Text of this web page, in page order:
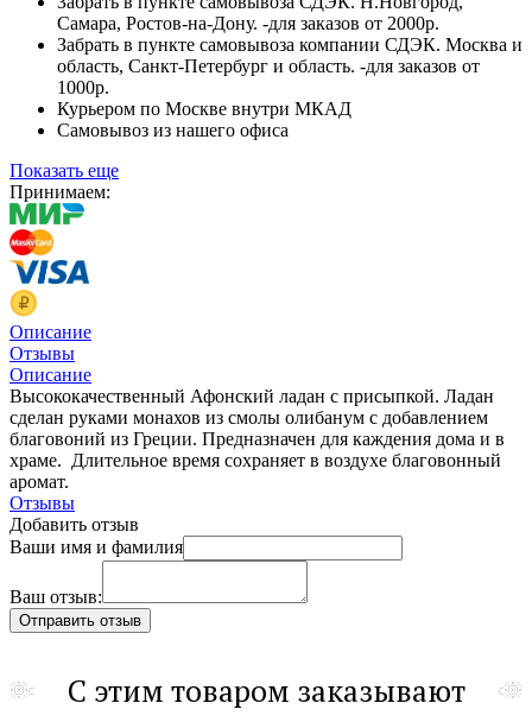
Самара, Ростов-на-Дону. -для заказов от 2000р.
Забрать в пункте самовывоза компании СДЭК. Москва и
область, Санкт-Петербург и область. -для заказов от
1000р.
Курьером по Москве внутри МКАД
Самовывоз из нашего офиса
Показать еще
Принимаем:
Описание
Отзывы
Описание
Высококачественный Афонский ладан с присыпкой. Ладан
сделан руками монахов из смолы олибанум с добавлением
благовоний из Греции. Предназначен для каждения дома и в
храме. Длительное время сохраняет в воздухе благовонный
аромат.
Отзывы
Добавить отзыв
Ваши имя и фамилия
Ваш отзыв:
С этим товаром заказывают